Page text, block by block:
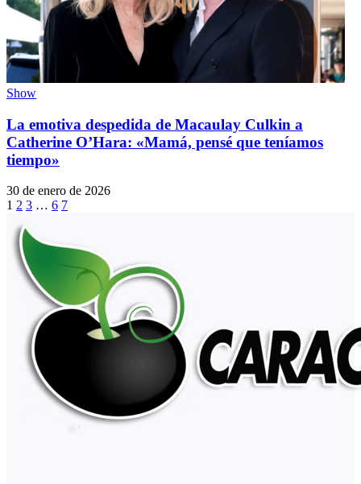
Show
La emotiva despedida de Macaulay Culkin a
Catherine O’Hara: «Mamá, pensé que teníamos
tiempo»
30 de enero de 2026
1 2 3 … 6 7